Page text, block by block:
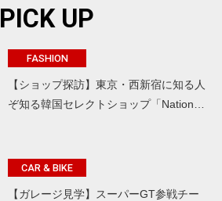
PICK UP
FASHION
【ショップ探訪】東京・西新宿に知る人
ぞ知る韓国セレクトショップ「Nation…
CAR & BIKE
【ガレージ見学】スーパーGT参戦チー